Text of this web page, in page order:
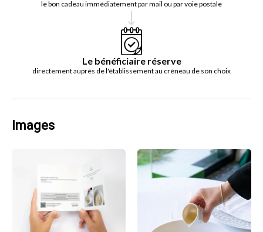
le bon cadeau immédiatement par mail ou par voie postale
Le bénéficiaire réserve
directement auprès de l'établissement au créneau de son choix
Images